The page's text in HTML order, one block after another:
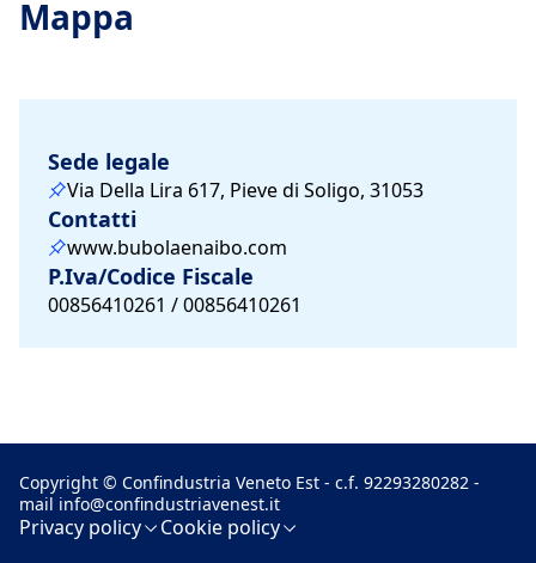
Mappa
Sede legale
Via Della Lira 617, Pieve di Soligo, 31053
Contatti
www.bubolaenaibo.com
P.Iva/Codice Fiscale
00856410261 / 00856410261
Copyright © Confindustria Veneto Est - c.f. 92293280282 -
mail info@confindustriavenest.it
Privacy policy Cookie policy